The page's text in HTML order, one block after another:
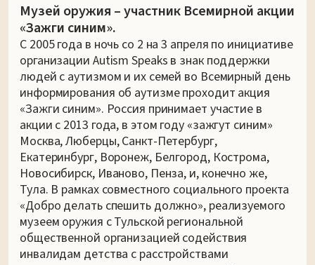
Музей оружия – участник Всемирной акции
«Зажги синим».
С 2005 года в ночь со 2 на 3 апреля по инициативе
организации Autism Speaks в знак поддержки
людей с аутизмом и их семей во Всемирный день
информирования об аутизме проходит акция
«Зажги синим». Россия принимает участие в
акции с 2013 года, в этом году «зажгут синим»
Москва, Люберцы, Санкт-Петербург,
Екатеринбург, Воронеж, Белгород, Кострома,
Новосибирск, Иваново, Пенза, и, конечно же,
Тула. В рамках совместного социального проекта
«Добро делать спешить должно», реализуемого
музеем оружия с Тульской региональной
общественной организацией содействия
инвалидам детства с расстройствами